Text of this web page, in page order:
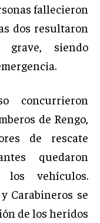
fallecieron
dos resultaron
siendo
concurrieron
de Rengo,
de rescate
quedaron
vehículos.
Carabineros se
de los heridos